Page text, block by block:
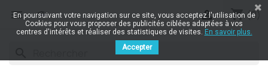
 shopping_cart (0)

En poursuivant votre navigation sur ce site, vous acceptez l'utilisation de
Cookies pour vous proposer des publicités ciblées adaptées à vos
centres d'intérêts et réaliser des statistiques de visites. En savoir plus.
Accepter